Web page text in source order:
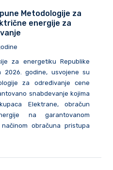
Metodologije za
energije za
za energetiku Republike
2026. godine, usvojene su
za određivanje cene
snabdevanje kojima
Elektrane, obračun
na garantovanom
obračuna pristupa